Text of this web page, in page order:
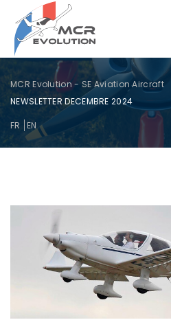
MCR Evolution - SE Aviation Aircraft
NEWSLETTER DECEMBRE 2024
FR EN